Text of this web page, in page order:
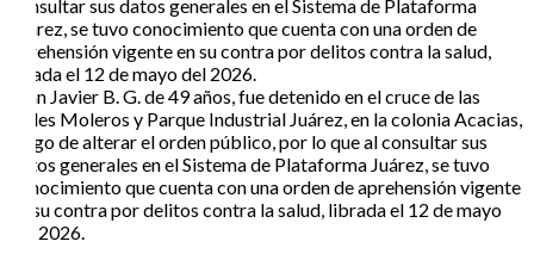
consultar sus datos generales en el Sistema de Plataforma
Juárez, se tuvo conocimiento que cuenta con una orden de
aprehensión vigente en su contra por delitos contra la salud,
girada el 12 de mayo del 2026.
Juan Javier B. G. de 49 años, fue detenido en el cruce de las
calles Moleros y Parque Industrial Juárez, en la colonia Acacias,
luego de alterar el orden público, por lo que al consultar sus
datos generales en el Sistema de Plataforma Juárez, se tuvo
conocimiento que cuenta con una orden de aprehensión vigente
en su contra por delitos contra la salud, librada el 12 de mayo
del 2026.